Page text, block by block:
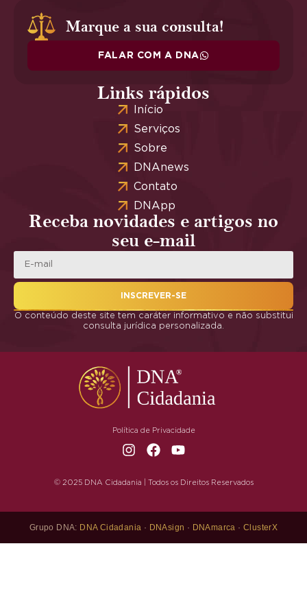
Marque a sua consulta!
FALAR COM A DNA
Links rápidos
Início
Serviços
Sobre
DNAnews
Contato
DNApp
Receba novidades e artigos no
seu e-mail
INSCREVER-SE
O conteúdo deste site tem caráter informativo e não substitui
consulta jurídica personalizada.
© 2025 DNA Cidadania | Todos os Direitos Reservados
Política de Privacidade
Grupo DNA: DNA Cidadania · DNAsign · DNAmarca ·ClusterX